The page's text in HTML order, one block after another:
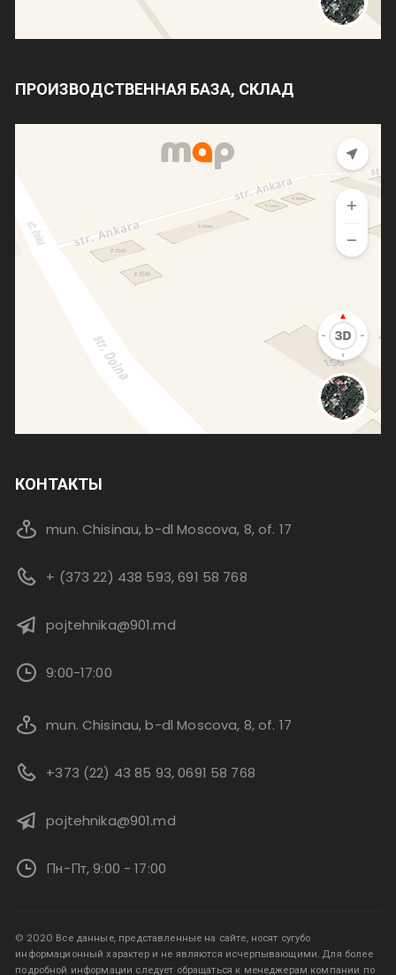
ПРОИЗВОДСТВЕННАЯ БАЗА, СКЛАД
КОНТАКТЫ
mun. Chisinau, b-dl Moscova, 8, of. 17
+ (373 22) 438 593, 691 58 768
pojtehnika@901.md
9:00-17:00
mun. Chisinau, b-dl Moscova, 8, of. 17
+373 (22) 43 85 93, 0691 58 768
pojtehnika@901.md
Пн-Пт, 9:00 - 17:00
© 2020 Все данные, представленные на сайте, носят сугубо
информационный характер и не являются исчерпывающими. Для более
подробной информации следует обращаться к менеджерам компании по